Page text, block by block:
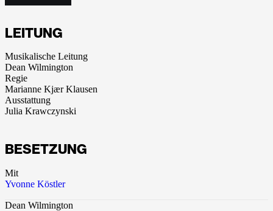
LEITUNG
Musikalische Leitung
Dean Wilmington
Regie
Marianne Kjær Klausen
Ausstattung
Julia Krawczynski
BESETZUNG
Mit
Yvonne Köstler
Dean Wilmington